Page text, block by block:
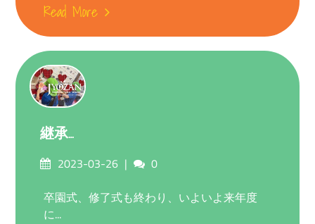
Read More
継承…
Posted2023-03-26 Comments
0
卒園式、修了式も終わり、いよいよ来年度
に...